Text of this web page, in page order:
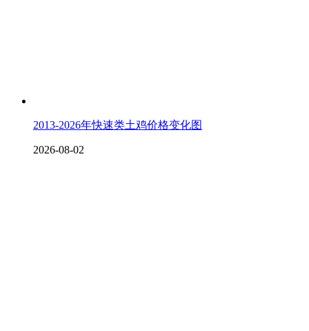
2013-2026年快速类土鸡价格变化图
2026-08-02